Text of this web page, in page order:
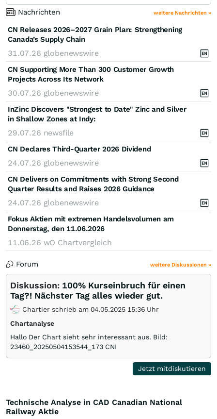
Nachrichten weitere Nachrichten »
CN Releases 2026–2027 Grain Plan: Strengthening
Canada’s Supply Chain
31.07.26 globenewswire
CN Supporting More Than 300 Customer Growth
Projects Across Its Network
30.07.26 globenewswire
InZinc Discovers "Strongest to Date" Zinc and Silver
in Shallow Zones at Indy:
29.07.26 newsfile
CN Declares Third-Quarter 2026 Dividend
24.07.26 globenewswire
CN Delivers on Commitments with Strong Second
Quarter Results and Raises 2026 Guidance
24.07.26 globenewswire
Fokus Aktien mit extremen Handelsvolumen am
Donnerstag, den 11.06.2026
11.06.26 wO Chartvergleich
Forum weitere Diskussionen »
Diskussion: 100% Kurseinbruch für einen
Tag?! Nächster Tag alles wieder gut.
Chartier schrieb am 04.05.2025 15:36 Uhr
Chartanalyse
Hallo Der Chart sieht sehr interessant aus. Bild:
23460_20250504153544_173 CNI
Jetzt mitdiskutieren
Technische Analyse in CAD Canadian National
Railway Aktie